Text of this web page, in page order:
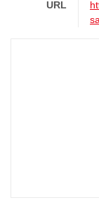
URL